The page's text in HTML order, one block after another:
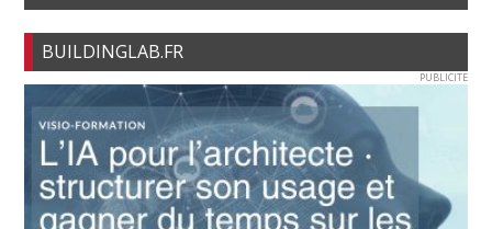
BUILDINGLAB.FR
PUBLICITE